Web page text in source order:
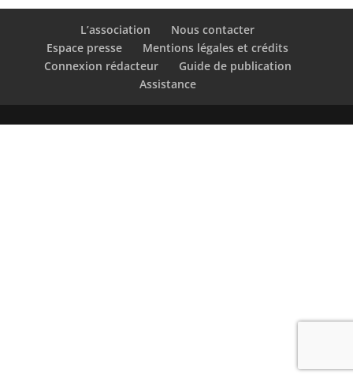
L’association
Nous contacter
Espace presse
Mentions légales et crédits
Connexion rédacteur
Guide de publication
Assistance